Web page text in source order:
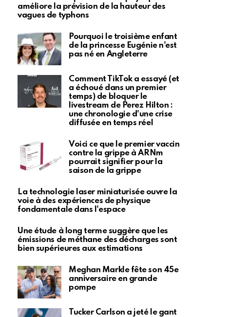
améliore la prévision de la hauteur des
vagues de typhons
Pourquoi le troisième enfant
de la princesse Eugénie n'est
pas né en Angleterre
Comment TikTok a essayé (et
a échoué dans un premier
temps) de bloquer le
livestream de Perez Hilton :
une chronologie d'une crise
diffusée en temps réel
Voici ce que le premier vaccin
contre la grippe à ARNm
pourrait signifier pour la
saison de la grippe
La technologie laser miniaturisée ouvre la
voie à des expériences de physique
fondamentale dans l'espace
Une étude à long terme suggère que les
émissions de méthane des décharges sont
bien supérieures aux estimations
Meghan Markle fête son 45e
anniversaire en grande
pompe
Tucker Carlson a jeté le gant